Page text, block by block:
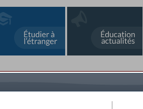
L'Annuaire de rechercheFabert.com